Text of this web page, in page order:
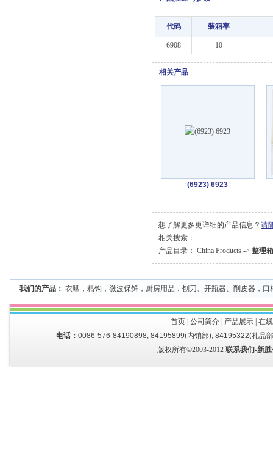
代码 装箱率
6908 10
相关产品
(6923) 6923
想了解更多更详细的产品信息？ 请
相关搜索：
产品目录： China Products -> 整理
我们的产品： 衣晒 ， 粘钩 ， 微波保鲜 ， 厨房用品 ， 刨刀、开瓶器、削皮器 ， 口
首页| 公司简介| 产品展示| 在
电话： 0086-576-84190898, 84195899(内销部); 84195322(礼品
版权所有©2003-2012 联系我们-新胜